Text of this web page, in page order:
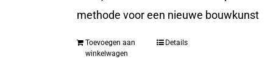
methode voor een nieuwe bouwkunst
Toevoegen aan
winkelwagen
Details